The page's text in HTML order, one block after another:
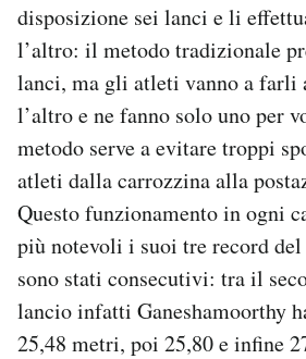
disposizione sei lanci e li
l’altro: il metodo tradizionale
lanci, ma gli atleti vanno a farli
l’altro e ne fanno solo uno per
metodo serve a evitare troppi
atleti dalla carrozzina alla
Questo funzionamento in ogni
più notevoli i suoi tre record del
sono stati consecutivi: tra il
lancio infatti Ganeshamoorthy
25,48 metri, poi 25,80 e infine